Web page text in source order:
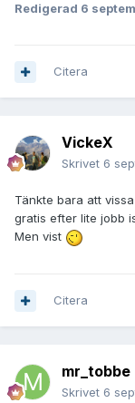
Redigerad 6
Citera
VickeX
Skrivet 6
Tänkte bara att
gratis efter lite jobb
Men vist
Citera
mr_tobbe
Skrivet 6